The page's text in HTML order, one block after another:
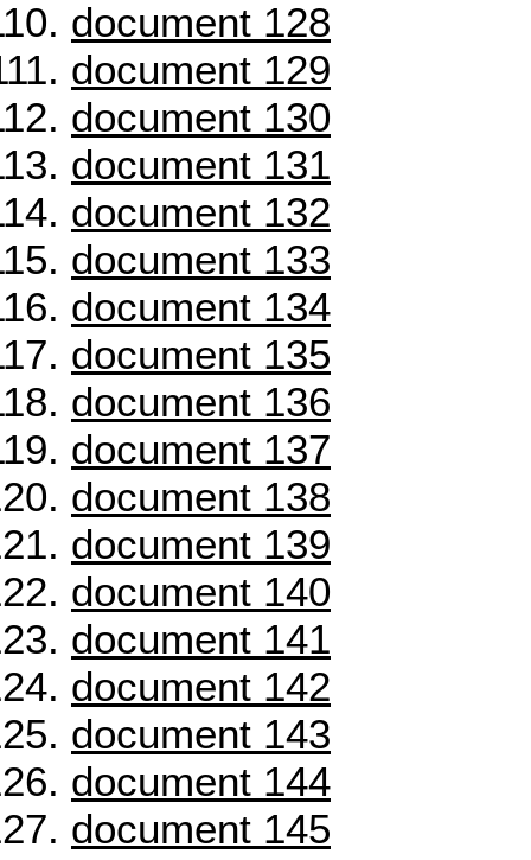
document 128
document 129
document 130
document 131
document 132
document 133
document 134
document 135
document 136
document 137
document 138
document 139
document 140
document 141
document 142
document 143
document 144
document 145